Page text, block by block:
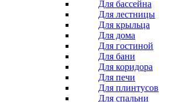
Для бассейна
Для лестницы
Для крыльца
Для дома
Для гостиной
Для бани
Для коридора
Для печи
Для плинтусов
Для спальни